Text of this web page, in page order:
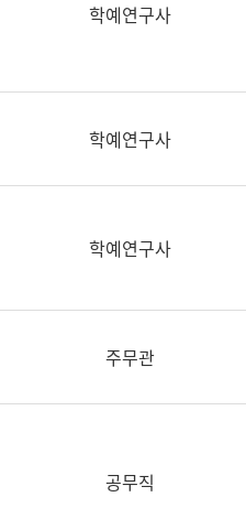
학예연구사
학예연구사
학예연구사
주무관
공무직